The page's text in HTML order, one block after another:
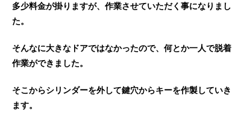
多少料金が掛りますが、作業させていただく事になりまし
た。
そんなに大きなドアではなかったので、何とか一人で脱着
作業ができました。
そこからシリンダーを外して鍵穴からキーを作製していき
ます。